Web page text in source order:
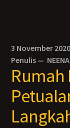
3 November 2020
Penulis — NEENA
Rumah